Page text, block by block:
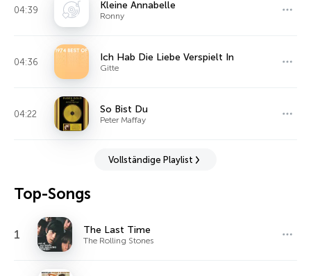
04:39 Kleine Annabelle
Ronny
04:36 Ich Hab Die Liebe Verspielt In
Gitte
04:22 So Bist Du
Peter Maffay
Vollständige Playlist
Top-Songs
1 The Last Time
The Rolling Stones